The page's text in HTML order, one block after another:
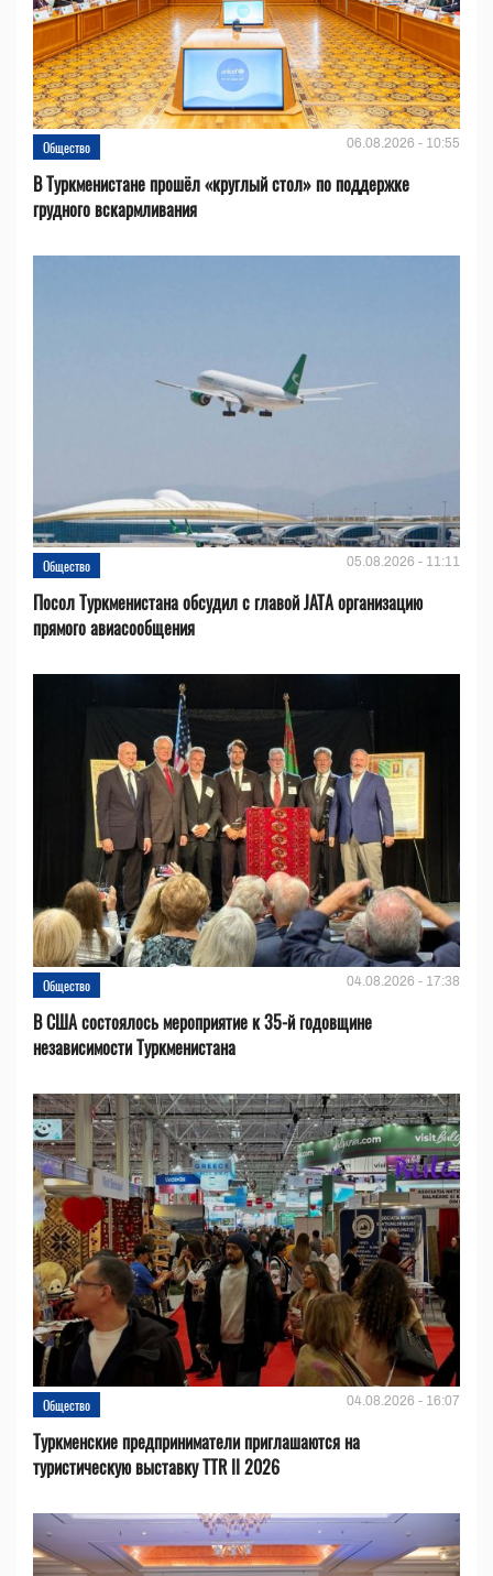
Общество 06.08.2026 - 10:55
В Туркменистане прошёл «круглый стол» по поддержке
грудного вскармливания
Общество 05.08.2026 - 11:11
Посол Туркменистана обсудил с главой JATA организацию
прямого авиасообщения
Общество 04.08.2026 - 17:38
В США состоялось мероприятие к 35-й годовщине
независимости Туркменистана
Общество 04.08.2026 - 16:07
Туркменские предприниматели приглашаются на
туристическую выставку TTR II 2026